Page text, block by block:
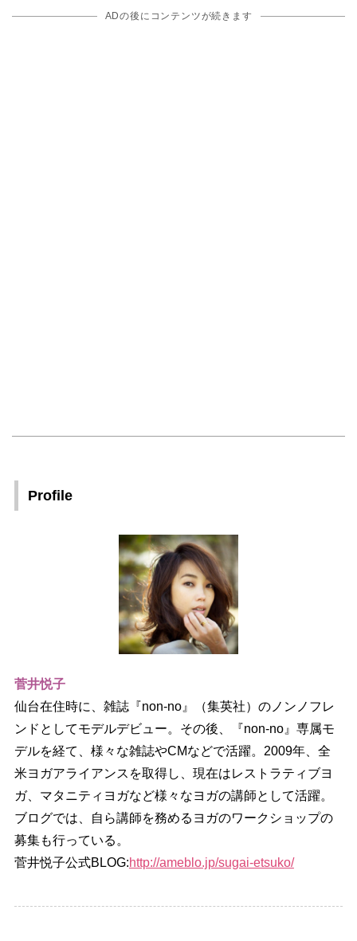
ADの後にコンテンツが続きます
Profile
菅井悦子
仙台在住時に、雑誌『non-no』（集英社）のノンノフレ
ンドとしてモデルデビュー。その後、『non-no』専属モ
デルを経て、様々な雑誌やCMなどで活躍。2009年、全
米ヨガアライアンスを取得し、現在はレストラティブヨ
ガ、マタニティヨガなど様々なヨガの講師として活躍。
ブログでは、自ら講師を務めるヨガのワークショップの
募集も行っている。
菅井悦子公式BLOG:http://ameblo.jp/sugai-etsuko/